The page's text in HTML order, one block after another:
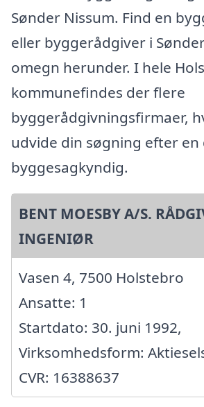
Sønder Nissum. Find en
eller byggerådgiver i
omegn herunder. I hele
kommunefindes der flere
byggerådgivningsfirmaer,
udvide din søgning efter en
byggesagkyndig.
BENT MOESBY A/S.
INGENIØR
Vasen 4, 7500 Holstebro
Ansatte: 1
Startdato: 30. juni 1992,
Virksomhedsform:
CVR: 16388637